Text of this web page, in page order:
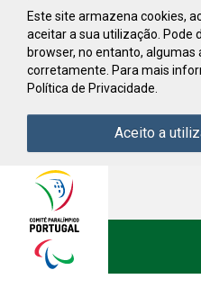
Saltar para conteúdo
Este site armazena cookies,
aceitar a sua utilização. Pode
browser, no entanto,
corretamente. Para mais
Política de Privacidade.
Aceito a
Comite
Paralimpico
Portugal